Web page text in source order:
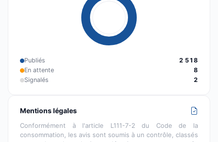
Publiés
2 518
En attente
8
Signalés
2
Mentions légales
Conformément à l'article L111-7-2 du Code de la
consommation, les avis sont soumis à un contrôle, classés